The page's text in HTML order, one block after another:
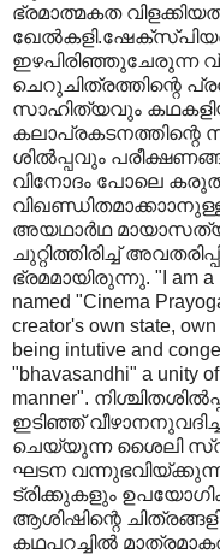
ഭ്രമാത്മകത
ഇഴപിരിഞ്ഞുചേരുന്ന
ചെറുചിത്രത്തിന്റെ
സാഹിത്യവും
കലാപ്രകടനത്തിന്റെ
ശിൽ‌പ്പവും
വിനോദം പോലെ
അയഥാർഥ
ചുറ്റിത്തിരിച്ച്
ഭ്രമമായിരുന്നു. "I am a
named "Cinema
creator's own state,
being intutive and
"bhavasandhi" a unity
manner".
ഇടിഞ്ഞ്
ചെയ്യുന്ന ശൈലി
ഘടന
ട്രിക്കുകളും
ആശിഷിന്റെ
കഥപറച്ചിൽ